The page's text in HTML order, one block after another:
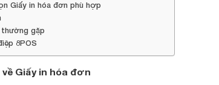
Giấy in hóa đơn phù hợp
thường gặp
8POS
Giấy in hóa đơn